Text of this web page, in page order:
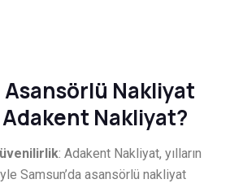
Asansörlü Nakliyat
Nakliyat?
: Adakent Nakliyat, yılların
Samsun’da asansörlü nakliyat